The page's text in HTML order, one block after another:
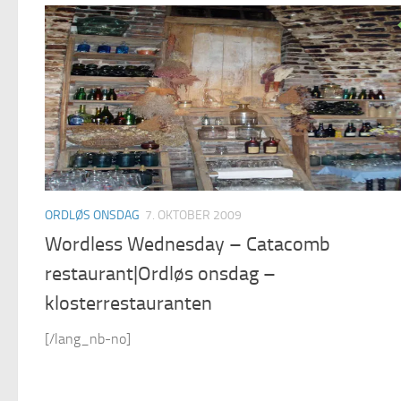
ORDLØS ONSDAG 7. OKTOBER 2009
Wordless Wednesday – Catacomb
restaurant|Ordløs onsdag –
klosterrestauranten
[/lang_nb-no]